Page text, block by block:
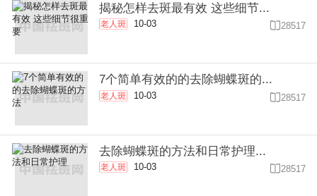
揭秘怎样去斑最有效 这些细节...
老人斑 10-03  28517
7个简单有效的的去除蝴蝶斑的...
老人斑 10-03 28517
去除蝴蝶斑的方法和日常护理...
老人斑 10-03 28517